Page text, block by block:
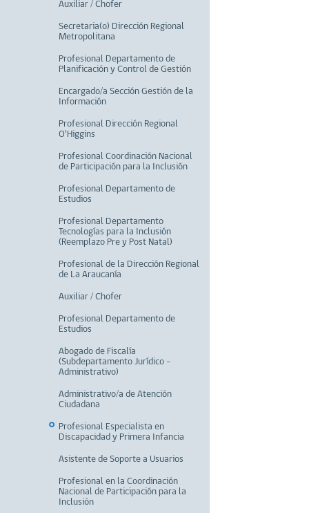
Auxiliar / Chofer
Secretaria(o) Dirección Regional
Metropolitana
Profesional Departamento de
Planificación y Control de Gestión
Encargado/a Sección Gestión de la
Información
Profesional Dirección Regional
O'Higgins
Profesional Coordinación Nacional
de Participación para la Inclusión
Profesional Departamento de
Estudios
Profesional Departamento
Tecnologías para la Inclusión
(Reemplazo Pre y Post Natal)
Profesional de la Dirección Regional
de La Araucanía
Auxiliar / Chofer
Profesional Departamento de
Estudios
Abogado de Fiscalía
(Subdepartamento Jurídico -
Administrativo)
Administrativo/a de Atención
Ciudadana
Profesional Especialista en
Discapacidad y Primera Infancia
Asistente de Soporte a Usuarios
Profesional en la Coordinación
Nacional de Participación para la
Inclusión